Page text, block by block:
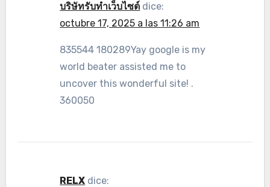
บริษัทรับทำเว็บไซต์ dice:
octubre 17, 2025 a las 11:26 am
835544 180289Yay google is my
world beater assisted me to
uncover this wonderful site! .
360050
RELX dice: